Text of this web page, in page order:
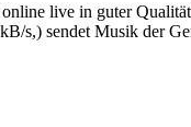
live in guter
s,) sendet Musik der